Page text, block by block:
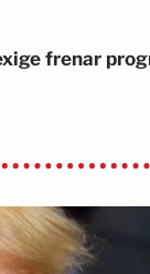
frenar